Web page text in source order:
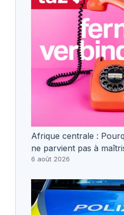
Afrique centrale :
ne parvient pas à
6 août 2026